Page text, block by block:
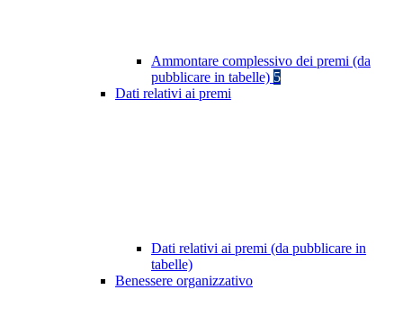
Ammontare complessivo dei premi (da
pubblicare in tabelle) 5
Dati relativi ai premi
Dati relativi ai premi (da pubblicare in
tabelle)
Benessere organizzativo